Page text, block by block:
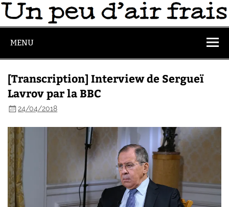
MENU
[Transcription] Interview de Sergueï
Lavrov par la BBC
24/04/2018